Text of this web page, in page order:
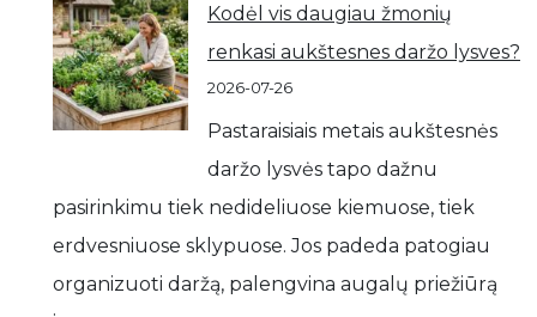
Kodėl vis daugiau žmonių
renkasi aukštesnes daržo lysves?
2026-07-26
Pastaraisiais metais aukštesnės
daržo lysvės tapo dažnu
pasirinkimu tiek nedideliuose kiemuose, tiek
erdvesniuose sklypuose. Jos padeda patogiau
organizuoti daržą, palengvina augalų priežiūrą